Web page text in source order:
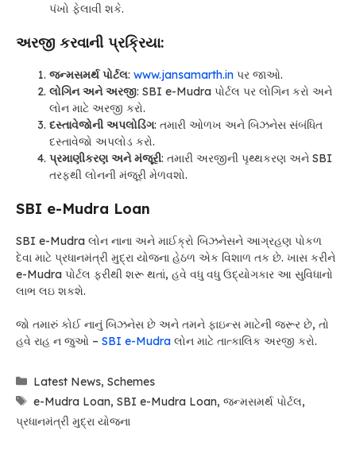
પંખો ફેલાવી શકે.
અરજી કરવાની પ્રક્રિયા:
જન્મસમર્થ પોર્ટલ: www.jansamarth.in પર જાઓ.
લોગિન અને અરજી: SBI e-Mudra પોર્ટલ પર લોગિન કરો અને
લોન માટે અરજી કરો.
દસ્તાવેજોની અપલોડિંગ: તમારી ઓળખ અને બિઝનેસ સંબંધિત
દસ્તાવેજો અપલોડ કરો.
પ્રમાણીકરણ અને મંજૂરી: તમારી અરજીની પૃથ્થકરણ અને SBI
તરફથી લોનની મંજૂરી મેળવશો.
SBI e-Mudra Loan
SBI e-Mudra લોન નાના અને માઈક્રો બિઝનેસને આગ્રહણ પોકળ
દેવા માટે પ્રધાનમંત્રી મુદ્રા યોજના હેઠળ એક વિશાળ તક છે. ખાસ કરીને
e-Mudra પોર્ટલ ફરીથી શરૂ થતાં, હવે વધુ વધુ ઉદ્યોગકાર આ સુવિધાનો
લાભ લઇ શકશે.
જો તમારું કોઈ નાનું બિઝનેસ છે અને તમને ફાઇન્સ માટેની જરૂર છે, તો
હવે રાહ ન જુઓ – SBI e-Mudra લોન માટે તાત્કાલિક અરજી કરો.
Categories
Latest News,Schemes
Tags
e-Mudra Loan,SBI e-Mudra Loan,જન્મસમર્થ પોર્ટલ,
પ્રધાનમંત્રી મુદ્રા યોજના